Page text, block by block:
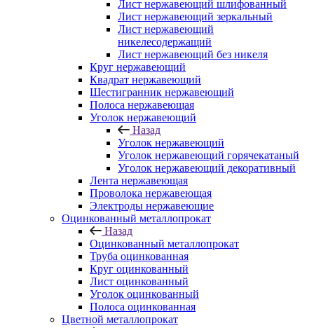
Лист нержавеющий шлифованный
Лист нержавеющий зеркальный
Лист нержавеющий
никелесодержащий
Лист нержавеющий без никеля
Круг нержавеющий
Квадрат нержавеющий
Шестигранник нержавеющий
Полоса нержавеющая
Уголок нержавеющий
Назад
Уголок нержавеющий
Уголок нержавеющий горячекатаный
Уголок нержавеющий декоративный
Лента нержавеющая
Проволока нержавеющая
Электроды нержавеющие
Оцинкованный металлопрокат
Назад
Оцинкованный металлопрокат
Труба оцинкованная
Круг оцинкованный
Лист оцинкованный
Уголок оцинкованный
Полоса оцинкованная
Цветной металлопрокат